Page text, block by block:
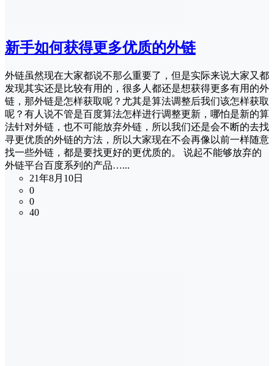
新手如何获得更多优质的外链
外链虽然现在大家都说不那么重要了，但是实际来说大家又都
发现其实还是比较有用的，很多人都还是想获得更多有用的外
链，那外链是怎样获取呢？尤其是算法调整后我们该怎样获取
呢？有人说不管是百度算法怎样进行调整更新，哪怕是新的算
法针对外链，也不可能放弃外链，所以我们还是会不断的去找
寻更优质的外链的方法，所以大家现在不会再像以前一样随意
找一些外链，都是要找更好的更优质的。 说起不能够放弃的
外链平台百度系列的产品…...
21年8月10日
0
0
40